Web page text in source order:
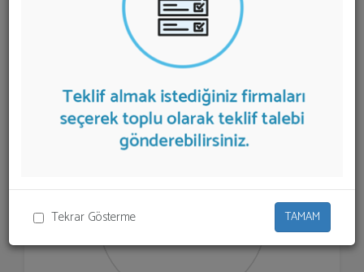
Tekrar Gösterme TAMAM
Otomatik Kapı Sistemisunan firmalar aşağıda
listelenmektedir.Otomatik Kapı Sistemi
için listeden seçim yapıp ya da "İlk 5 Firmadan Teklif İste"
kısmından toplu olarak teklif talebinizi firmalara
aktarabilirsiniz.